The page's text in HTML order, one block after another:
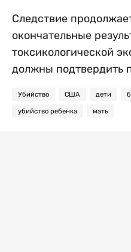
Следствие
окончательные
токсикологической
должны подтвердить
Убийство США дети
убийство ребенка мать